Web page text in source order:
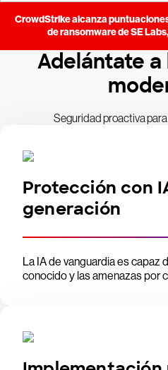
CrowdStrike alcanza
de ransomware de SE
Adelántate
Seguridad proactiva
Protección con
generación
La IA de vanguardia es capaz
conocido y las amenazas por